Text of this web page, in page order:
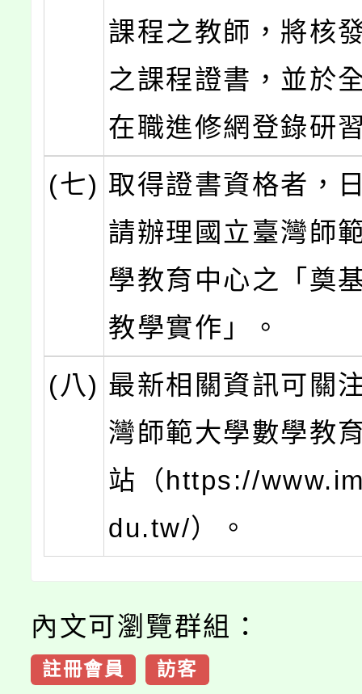
課程之教師，將核
之課程證書，並於
在職進修網登錄研
(七) 取得證書資格者，
請辦理國立臺灣師
學教育中心之「奠
教學實作」。
(八) 最新相關資訊可關
灣師範大學數學教
站（https://
du.tw/）。
內文可瀏覽群組：
註冊會員 訪客